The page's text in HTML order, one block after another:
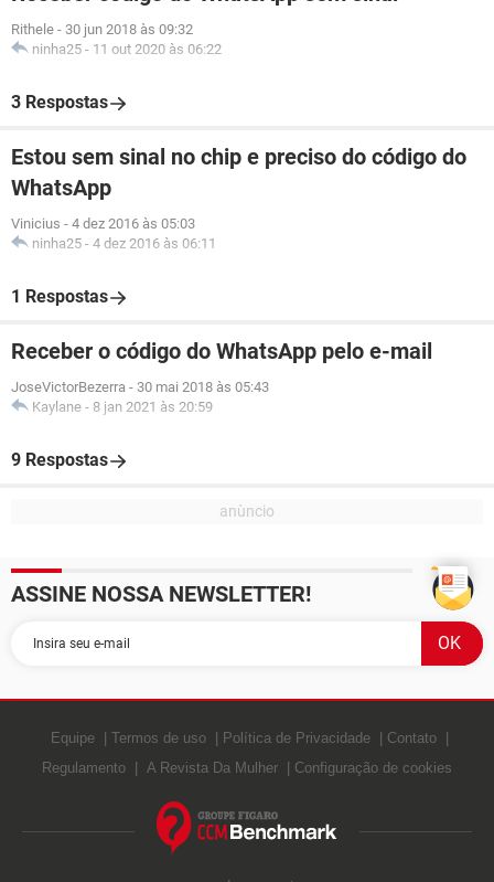
Rithele - 30 jun 2018 às 09:32
ninha25 - 11 out 2020 às 06:22
3 Respostas
Estou sem sinal no chip e preciso do código do
WhatsApp
Vinicius - 4 dez 2016 às 05:03
ninha25 - 4 dez 2016 às 06:11
1 Respostas
Receber o código do WhatsApp pelo e-mail
JoseVictorBezerra - 30 mai 2018 às 05:43
Kaylane - 8 jan 2021 às 20:59
9 Respostas
ASSINE NOSSA NEWSLETTER!
Equipe Termos de uso Política de Privacidade
Contato
Regulamento
A Revista Da Mulher Configuração de cookies